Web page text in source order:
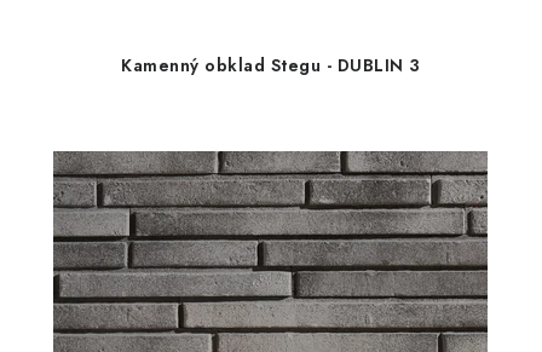
Kamenný obklad Stegu - DUBLIN 3